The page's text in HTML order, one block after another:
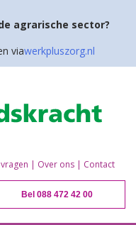
agrarische sector?
viawerkpluszorg.nl
| Over ons | Contact
Bel 088 472 42 00